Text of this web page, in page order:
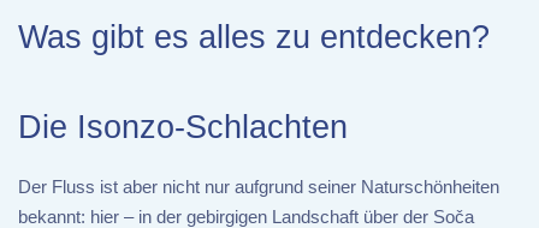
Was gibt es alles zu entdecken?
Die Isonzo-Schlachten
Der Fluss ist aber nicht nur aufgrund seiner Naturschönheiten
bekannt: hier – in der gebirgigen Landschaft über der Soča